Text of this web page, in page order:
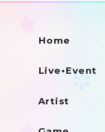
Home
Live•Event
Artist